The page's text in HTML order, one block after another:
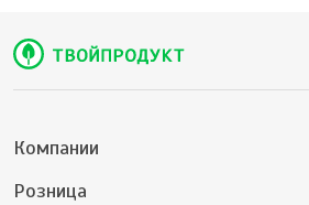
Компании
Розница